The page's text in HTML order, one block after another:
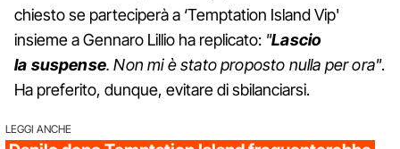
chiesto se parteciperà a ‘Temptation Island Vip'
insieme a Gennaro Lillio ha replicato: "Lascio
la suspense. Non mi è stato proposto nulla per ora".
Ha preferito, dunque, evitare di sbilanciarsi.
LEGGI ANCHE